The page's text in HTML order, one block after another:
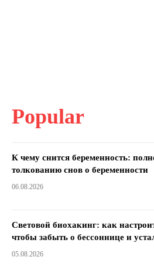
Popular
К чему снится беременность:
толкованию снов о беременности
06.08.2026
Световой биохакинг: как
чтобы забыть о бессоннице и
05.08.2026